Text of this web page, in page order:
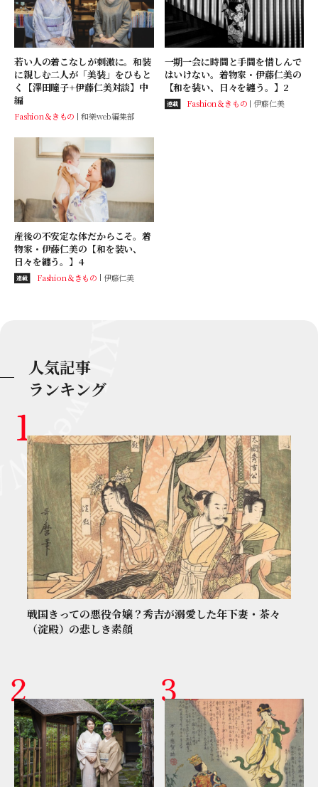
若い人の着こなしが刺激に。和装
に親しむ二人が「美装」をひもと
く【澤田瞳子+伊藤仁美対談】中
編
Fashion＆きもの 和樂web編集部
一期一会に時間と手間を惜しんで
はいけない。着物家・伊藤仁美の
【和を装い、日々を纏う。】2
連載 Fashion＆きもの 伊藤仁美
産後の不安定な体だからこそ。着
物家・伊藤仁美の【和を装い、
日々を纏う。】4
連載 Fashion＆きもの 伊藤仁美
人気記事
ランキング
戦国きっての悪役令嬢？秀吉が溺愛した年下妻・茶々
（淀殿）の悲しき素顔